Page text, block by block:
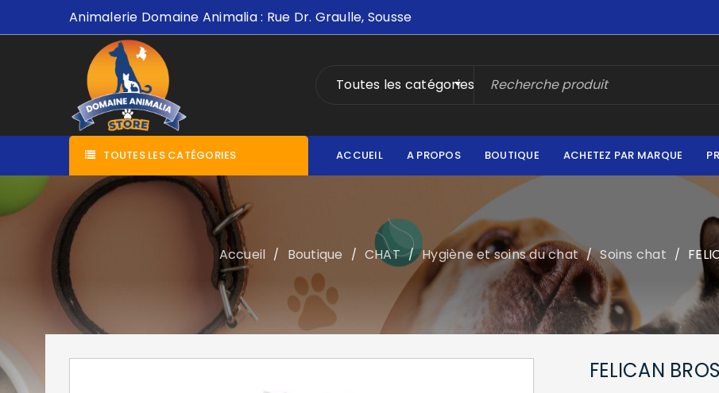
Animalerie Domaine Animalia : Rue Dr. Graulle, Sousse
Toutes les catégories
TOUTES LES CATÉGORIES ACCUEIL A PROPOS BOUTIQUE ACHETEZ PAR MARQUE
Accueil / Boutique / CHAT / Hygiène et soins du chat / Soins chat /
FELICAN